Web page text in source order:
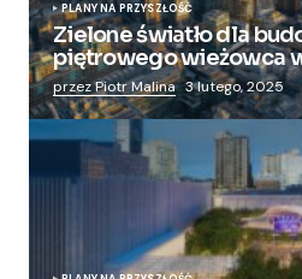
PLANY NA PRZYSZŁOŚĆ
Zielone światło dla
piętrowego wieżowca
przez Piotr Malina 3 lutego, 2025